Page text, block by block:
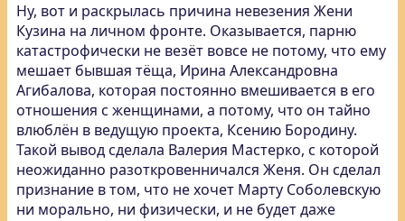
Ну, вот и раскрылась причина невезения Жени
Кузина на личном фронте. Оказывается, парню
катастрофически не везёт вовсе не потому, что ему
мешает бывшая тёща, Ирина Александровна
Агибалова, которая постоянно вмешивается в его
отношения с женщинами, а потому, что он тайно
влюблён в ведущую проекта, Ксению Бородину.
Такой вывод сделала Валерия Мастерко, с которой
неожиданно разоткровенничался Женя. Он сделал
признание в том, что не хочет Марту Соболевскую
ни морально, ни физически, и не будет даже